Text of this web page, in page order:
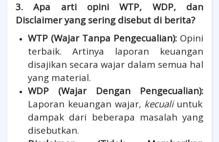
3. Apa arti opini WTP, WDP, dan
Disclaimer yang sering disebut di berita?
WTP (Wajar Tanpa Pengecualian): Opini
terbaik. Artinya laporan keuangan
disajikan secara wajar dalam semua hal
yang material.
WDP (Wajar Dengan Pengecualian):
Laporan keuangan wajar, kecualiuntuk
dampak dari beberapa masalah yang
disebutkan.